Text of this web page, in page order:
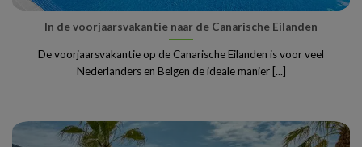
In de voorjaarsvakantie naar de Canarische Eilanden
De voorjaarsvakantie op de Canarische Eilanden is voor veel
Nederlanders en Belgen de ideale manier [...]